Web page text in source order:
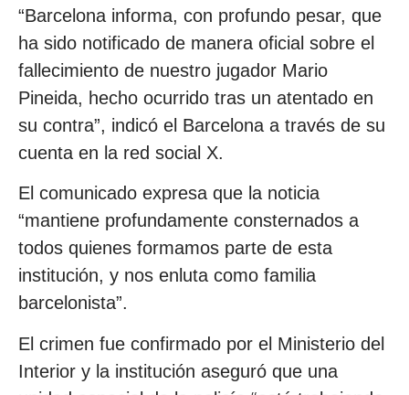
“Barcelona informa, con profundo pesar, que
ha sido notificado de manera oficial sobre el
fallecimiento de nuestro jugador Mario
Pineida, hecho ocurrido tras un atentado en
su contra”, indicó el Barcelona a través de su
cuenta en la red social X.
El comunicado expresa que la noticia
“mantiene profundamente consternados a
todos quienes formamos parte de esta
institución, y nos enluta como familia
barcelonista”.
El crimen fue confirmado por el Ministerio del
Interior y la institución aseguró que una